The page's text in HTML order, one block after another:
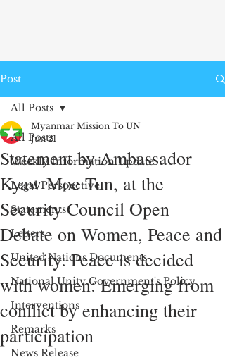
Post
All Posts
Weekly Information Update
Legal Perspective
Statements
Letters
United Nations Documents
National Unity Government's Policy
Interventions
Remarks
News Release
All Posts
Statement by Ambassador
Kyaw Moe Tun, at the
Security Council Open
Debate on Women, Peace and
Security: Peace is decided
with women: Emerging from
conflict by enhancing their
participation
Myanmar Mission To UN
Jun 21